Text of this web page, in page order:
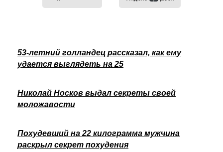
53-летний голландец рассказал, как ему
удается выглядеть на 25
Николай Носков выдал секреты своей
моложавости
Похудевший на 22 килограмма мужчина
раскрыл секрет похудения